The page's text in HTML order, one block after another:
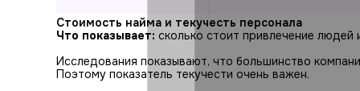
Стоимость найма и текучесть персонала
Что показывает: сколько стоит привлечение людей
Исследования показывают, что большинство
Поэтому показатель текучести очень важен.